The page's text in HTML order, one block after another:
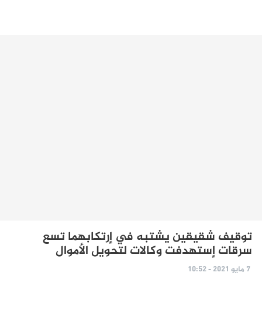
توقيف شقيقين يشتبه في إرتكابهما تسع
سرقات إستهدفت وكالات لتحويل الأموال
7 مايو 2021 - 10:52